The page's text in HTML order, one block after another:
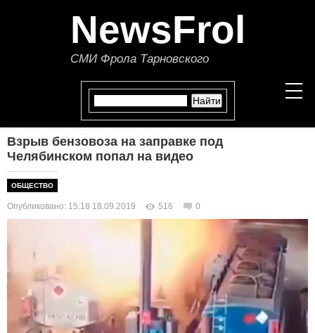
NewsFrol
СМИ Фрола Тарновского
НОВОСТИ
ПОЛИТИКА
В МИРЕ
ОБЩЕСТВО
Взрыв бензовоза на заправке под
Челябинском попал на видео
ОБЩЕСТВО
Опубликовано: 15:18 18.09.2019 516 0